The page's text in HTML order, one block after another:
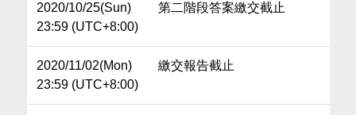
2020/10/25(Sun)
23:59 (UTC+8:00)
第二階段答案繳交截止
2020/11/02(Mon)
23:59 (UTC+8:00)
繳交報告截止